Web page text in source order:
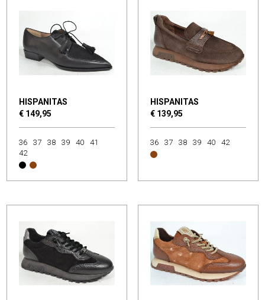
HISPANITAS
€ 149,95
36 37 38 39 40
41
42
HISPANITAS
€ 139,95
36 37 38 39 40 42